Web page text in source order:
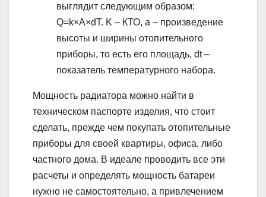
выглядит следующим образом:
Q=k×A×dT. K – КТО, а – произведение
высоты и ширины отопительного
приборы, то есть его площадь, dt –
показатель температурного набора.
Мощность радиатора можно найти в
техническом паспорте изделия, что стоит
сделать, прежде чем покупать отопительные
приборы для своей квартиры, офиса, либо
частного дома. В идеале проводить все эти
расчеты и определять мощность батареи
нужно не самостоятельно, а привлечением